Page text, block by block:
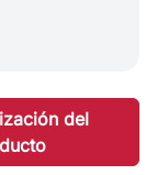
del